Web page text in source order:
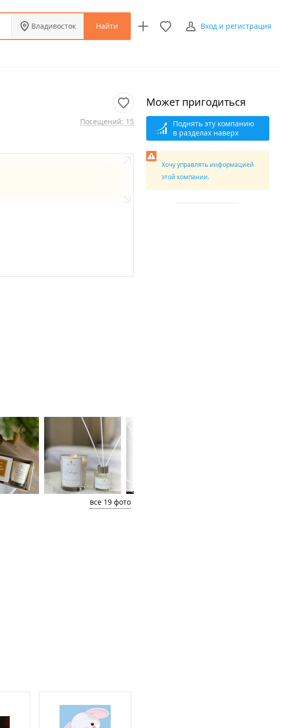
Владивосток Найти Вход и регистрация
Посещений: 15
все 19 фото
Может пригодиться
Поднять эту компанию
в разделах наверх
Хочу управлять информацией
этой компании.